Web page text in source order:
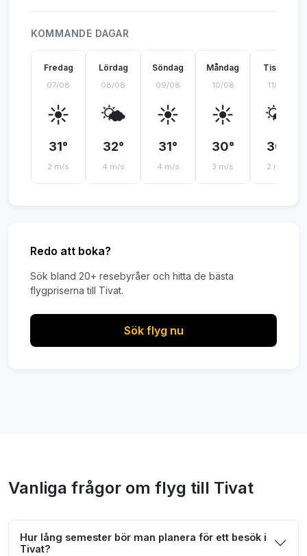
KOMMANDE DAGAR
Fredag
07/08
☀️
31°
2 m/s
Lördag
08/08
🌤️
32°
4 m/s
Söndag
09/08
☀️
31°
4 m/s
Måndag
10/08
☀️
30°
3 m/s
Tisdag
11/08
🌤️
30°
2 m/s
Redo att boka?
Sök bland 20+ resebyråer och hitta de bästa
flygpriserna till Tivat.
Sök flyg nu
Vanliga frågor om flyg till Tivat
Hur lång semester bör man planera för ett besök i
Tivat?